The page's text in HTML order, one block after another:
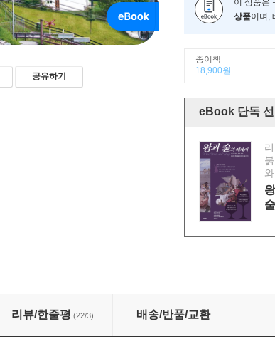
공유하기
이 상품은
상품이며,
종이책
18,900원
eBook 단독 선
리뷰/한줄평 (22/3) 배송/반품/교환